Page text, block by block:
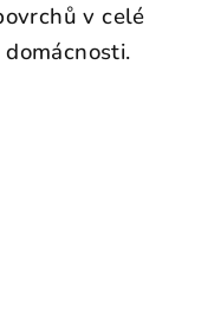
v celé
domácnosti.